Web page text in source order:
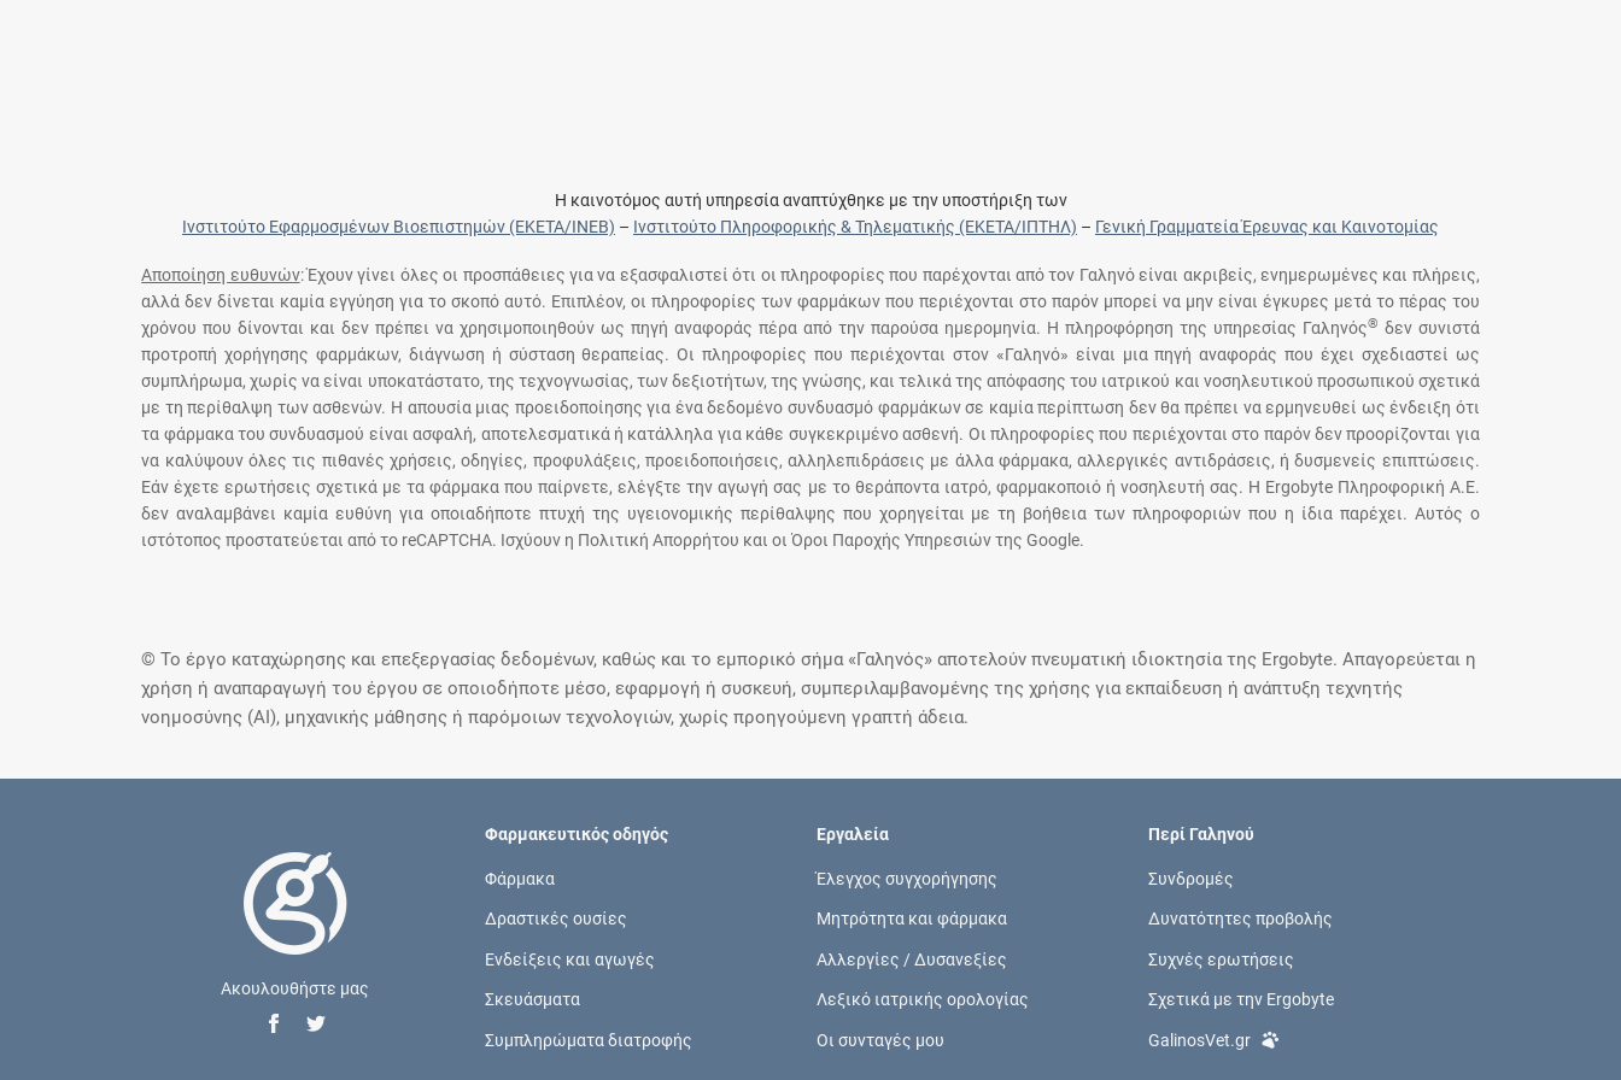
Η καινοτόμος αυτή υπηρεσία αναπτύχθηκε με την υποστήριξη των
Ινστιτούτο Εφαρμοσμένων Βιοεπιστημών (ΕΚΕΤΑ/ΙΝΕΒ) – Ινστιτούτο Πληροφορικής & Τηλεματικής (ΕΚΕΤΑ/ΙΠΤΗΛ) – Γενική Γραμματεία Έρευνας και Καινοτομίας
Αποποίηση ευθυνών: Έχουν γίνει όλες οι προσπάθειες για να εξασφαλιστεί ότι οι πληροφορίες που παρέχονται από τον Γαληνό είναι ακριβείς, ενημερωμένες και πλήρεις,
αλλά δεν δίνεται καμία εγγύηση για το σκοπό αυτό. Επιπλέον, οι πληροφορίες των φαρμάκων που περιέχονται στο παρόν μπορεί να μην είναι έγκυρες μετά το πέρας του
χρόνου που δίνονται και δεν πρέπει να χρησιμοποιηθούν ως πηγή αναφοράς πέρα από την παρούσα ημερομηνία. Η πληροφόρηση της υπηρεσίας Γαληνός® δεν συνιστά
προτροπή χορήγησης φαρμάκων, διάγνωση ή σύσταση θεραπείας. Οι πληροφορίες που περιέχονται στον «Γαληνό» είναι μια πηγή αναφοράς που έχει σχεδιαστεί ως
συμπλήρωμα, χωρίς να είναι υποκατάστατο, της τεχνογνωσίας, των δεξιοτήτων, της γνώσης, και τελικά της απόφασης του ιατρικού και νοσηλευτικού προσωπικού σχετικά
με τη περίθαλψη των ασθενών. Η απουσία μιας προειδοποίησης για ένα δεδομένο συνδυασμό φαρμάκων σε καμία περίπτωση δεν θα πρέπει να ερμηνευθεί ως ένδειξη ότι
τα φάρμακα του συνδυασμού είναι ασφαλή, αποτελεσματικά ή κατάλληλα για κάθε συγκεκριμένο ασθενή. Οι πληροφορίες που περιέχονται στο παρόν δεν προορίζονται για
να καλύψουν όλες τις πιθανές χρήσεις, οδηγίες, προφυλάξεις, προειδοποιήσεις, αλληλεπιδράσεις με άλλα φάρμακα, αλλεργικές αντιδράσεις, ή δυσμενείς επιπτώσεις.
Εάν έχετε ερωτήσεις σχετικά με τα φάρμακα που παίρνετε, ελέγξτε την αγωγή σας με το θεράποντα ιατρό, φαρμακοποιό ή νοσηλευτή σας. Η Ergobyte Πληροφορική Α.Ε.
δεν αναλαμβάνει καμία ευθύνη για οποιαδήποτε πτυχή της υγειονομικής περίθαλψης που χορηγείται με τη βοήθεια των πληροφοριών που η ίδια παρέχει. Αυτός ο
ιστότοπος προστατεύεται από το reCAPTCHA. Ισχύουν η Πολιτική Απορρήτου και οι Όροι Παροχής Υπηρεσιών της Google.
© Το έργο καταχώρησης και επεξεργασίας δεδομένων, καθώς και το εμπορικό σήμα «Γαληνός» αποτελούν πνευματική ιδιοκτησία της Ergobyte. Απαγορεύεται η
χρήση ή αναπαραγωγή του έργου σε οποιοδήποτε μέσο, εφαρμογή ή συσκευή, συμπεριλαμβανομένης της χρήσης για εκπαίδευση ή ανάπτυξη τεχνητής
νοημοσύνης (AI), μηχανικής μάθησης ή παρόμοιων τεχνολογιών, χωρίς προηγούμενη γραπτή άδεια.
Ακουλουθήστε μας
Φαρμακευτικός οδηγός
Φάρμακα
Δραστικές ουσίες
Ενδείξεις και αγωγές
Σκευάσματα
Συμπληρώματα διατροφής
Εργαλεία
Έλεγχος συγχορήγησης
Μητρότητα και φάρμακα
Αλλεργίες / Δυσανεξίες
Λεξικό ιατρικής ορολογίας
Οι συνταγές μου
Περί Γαληνού
Συνδρομές
Δυνατότητες προβολής
Συχνές ερωτήσεις
Σχετικά με την Ergobyte
GalinosVet.gr